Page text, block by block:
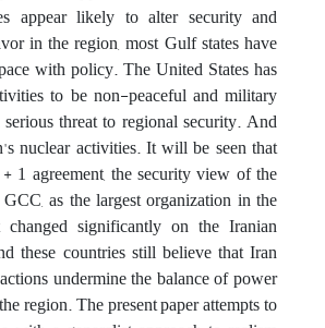
appear likely to alter security and
in the region, most Gulf states have
with policy. The United States has
to be non-peaceful and military
threat to regional security. And
nuclear activities. It will be seen that
1 agreement, the security view of the
as the largest organization in the
significantly on the Iranian
these countries still believe that Iran
undermine the balance of power
region. The present paper attempts to